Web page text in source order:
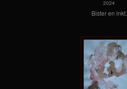
2024
Bister en inkt.